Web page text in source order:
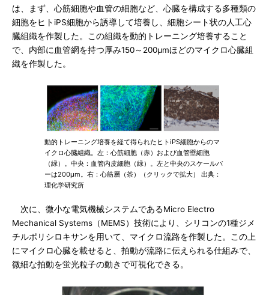
は、まず、心筋細胞や血管の細胞など、心臓を構成する多種類の
細胞をヒトiPS細胞から誘導して培養し、細胞シート状の人工心
臓組織を作製した。この組織を動的トレーニング培養すること
で、内部に血管網を持つ厚み150～200μmほどのマイクロ心臓組
織を作製した。
動的トレーニング培養を経て得られたヒトiPS細胞からのマ
イクロ心臓組織。左：心筋細胞（赤）および血管壁細胞
（緑）。中央：血管内皮細胞（緑）。左と中央のスケールバ
ーは200μm。右：心筋層（茶）（クリックで拡大） 出典：
理化学研究所
次に、微小な電気機械システムであるMicro Electro
Mechanical Systems（MEMS）技術により、シリコンの1種ジメ
チルポリシロキサンを用いて、マイクロ流路を作製した。この上
にマイクロ心臓を載せると、拍動が流路に伝えられる仕組みで、
微細な拍動を蛍光粒子の動きで可視化できる。